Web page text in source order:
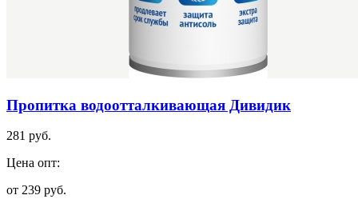
Пропитка водоотталкивающая Дивидик
281 руб.
Цена опт:
от 239 руб.